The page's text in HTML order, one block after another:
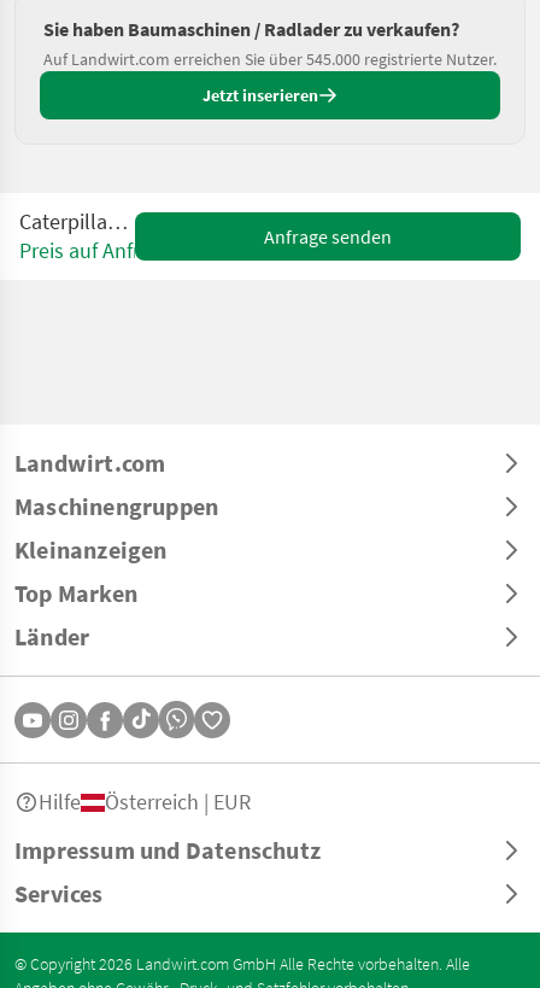
Sie haben Baumaschinen / Radlader zu verkaufen?
Auf Landwirt.com erreichen Sie über 545.000 registrierte Nutzer.
Jetzt inserieren
Caterpillar 908M
Preis auf Anfrage
Anfrage senden
Landwirt.com
Maschinengruppen
Kleinanzeigen
Top Marken
Länder
Impressum und Datenschutz
Services
Hilfe Österreich | EUR
© Copyright 2026 Landwirt.com GmbH Alle Rechte vorbehalten. Alle